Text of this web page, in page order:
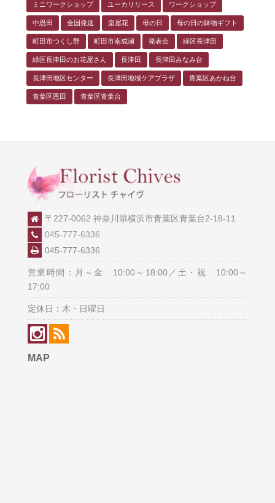
ミニワークショップ ユーカリリース ワークショップ
中恩田 全国発送 楽屋花 母の日 母の日の鉢物ギフト
町田市つくし野 町田市南成瀬 発表会 緑区長津田
緑区長津田のお花屋さん 長津田 長津田みなみ台
長津田地区センター 長津田地域ケアプラザ 青葉区あかね台
青葉区恩田 青葉区青葉台
〒227-0062 神奈川県横浜市青葉区青葉台2-18-11
045-777-6336
045-777-6336
営業時間：月～金 10:00～18:00／土・祝 10:00～
17:00
定休日：木・日曜日
MAP